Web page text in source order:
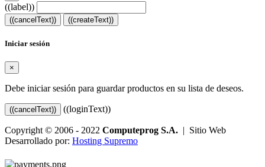
((label))
((cancelText)) ((createText))
Iniciar sesión
×
Debe iniciar sesión para guardar productos en su lista de deseos.
((cancelText)) ((loginText))
Copyright © 2006 - 2022 Computeprog S.A. | Sitio Web
Desarrollado por: Hosting Supremo